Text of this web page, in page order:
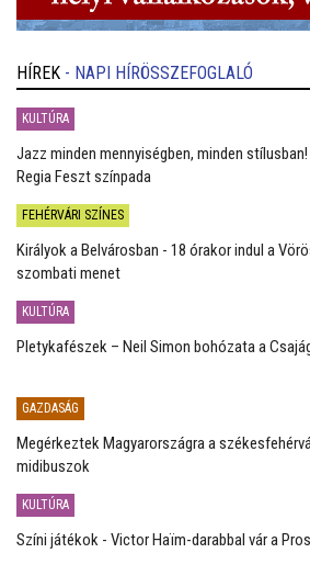
HÍREK - NAPI HÍRÖSSZEFOGLALÓ
KULTÚRA
Jazz minden mennyiségben, minden
Regia Feszt színpada
FEHÉRVÁRI SZÍNES
Királyok a Belvárosban - 18 órakor indul a
szombati menet
KULTÚRA
Pletykafészek – Neil Simon bohózata a
GAZDASÁG
Megérkeztek Magyarországra a
midibuszok
KULTÚRA
Színi játékok - Victor Haïm-darabbal vár a